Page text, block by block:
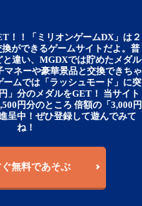
！！「ミリオンゲームDX」は２
換ができるゲームサイトだよ。普
違い、MGDXでは貯めたメダル
マネーや豪華景品と交換できちゃ
ームでは「ラッシュモード」に突
」分のメダルをGET！ 当サイト
円分のところ 倍額の「3,000円
呈中！ぜひ登録して遊んでみて
ね！
無料であそぶ